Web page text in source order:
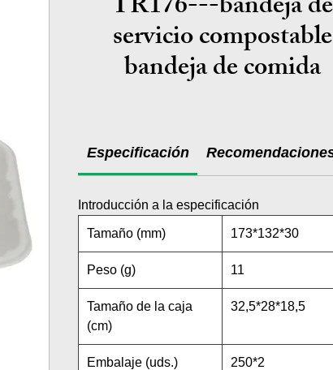
servicio compostable
bandeja de comida
Especificación
Introducción a la especificación
Tamaño (mm) 173*132*30
Peso (g) 11
Tamaño de la caja
(cm)
32,5*28*18,5
Embalaje (uds.) 250*2